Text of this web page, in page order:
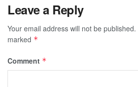
Leave a Reply
Your email address will not be published.
marked *
Comment *